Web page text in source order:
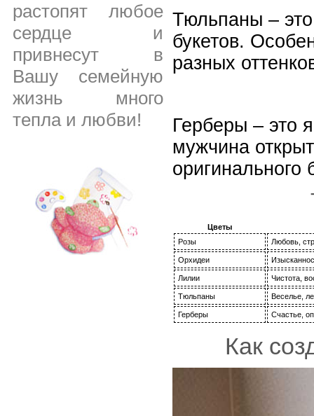
растопят любое
сердце и
привнесут в
Вашу семейную
жизнь много
тепла и любви!
Тюльпаны –
букетов.
разных
Герберы – это
мужчина
оригинального
Цветы
Розы
Любовь,
Орхидеи
Лилии Чистота,
Тюльпаны Веселье,
Герберы Счастье,
Как